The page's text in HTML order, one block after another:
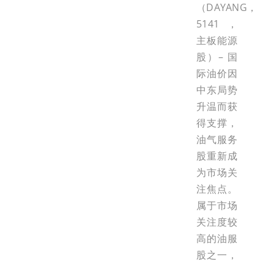
（DAYANG，
5141，
主板能源
股）– 国
际油价因
中东局势
升温而获
得支撑，
油气服务
股重新成
为市场关
注焦点。
属于市场
关注度较
高的油服
股之一，